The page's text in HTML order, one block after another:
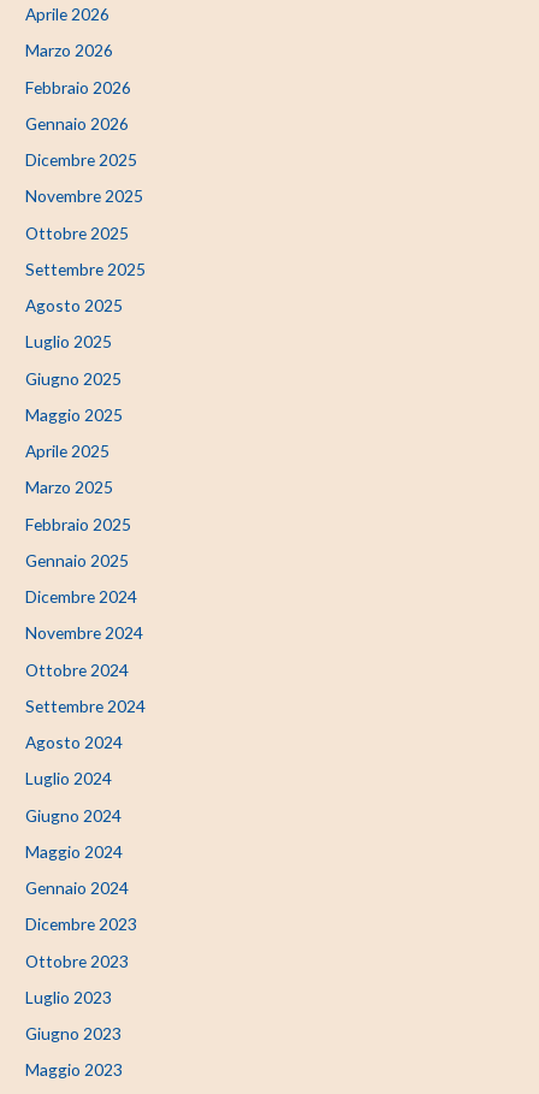
Aprile 2026
Marzo 2026
Febbraio 2026
Gennaio 2026
Dicembre 2025
Novembre 2025
Ottobre 2025
Settembre 2025
Agosto 2025
Luglio 2025
Giugno 2025
Maggio 2025
Aprile 2025
Marzo 2025
Febbraio 2025
Gennaio 2025
Dicembre 2024
Novembre 2024
Ottobre 2024
Settembre 2024
Agosto 2024
Luglio 2024
Giugno 2024
Maggio 2024
Gennaio 2024
Dicembre 2023
Ottobre 2023
Luglio 2023
Giugno 2023
Maggio 2023